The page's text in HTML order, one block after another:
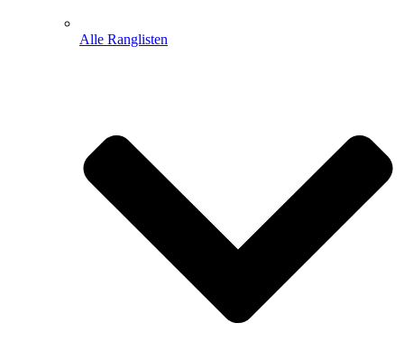
Alle Ranglisten